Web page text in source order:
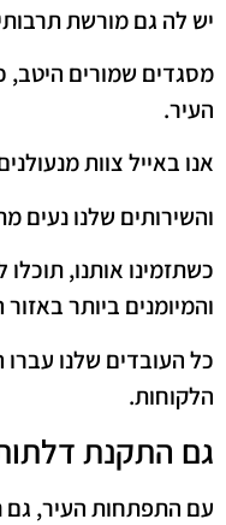
יש לה גם מורשת
מסגדים שמורים היטב,
העיר.
אנו באייל צוות מנעולנים
והשירותים שלנו נעים
כשתזמינו אותנו,
והמיומנים ביותר באזור
כל העובדים שלנו
הלקוחות.
גם התקנת
עם התפתחות העיר, גם